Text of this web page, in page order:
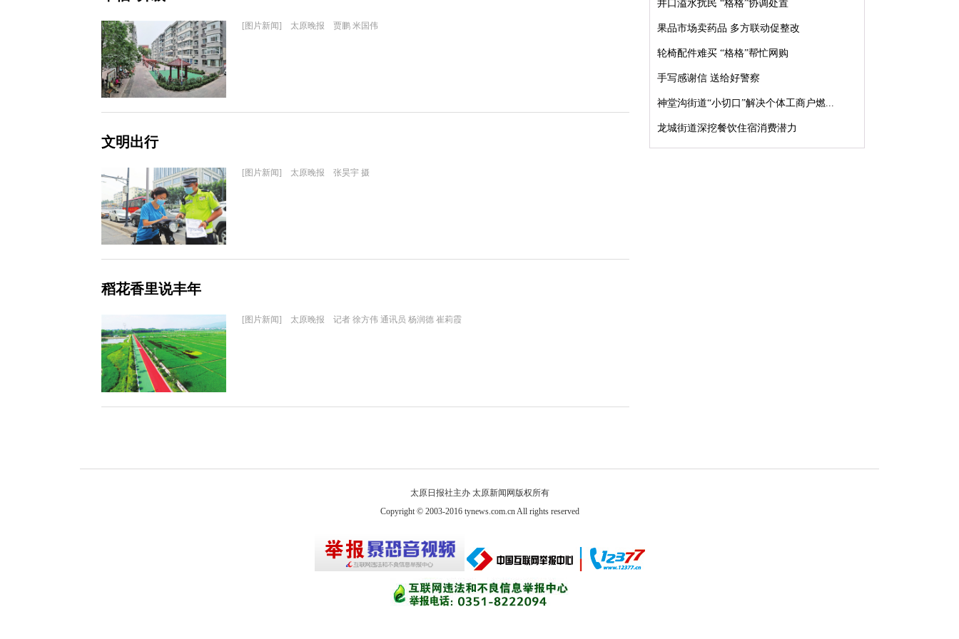
[图片新闻] 太原晚报 贾鹏 米国伟
文明出行
[图片新闻] 太原晚报 张昊宇 摄
稻花香里说丰年
[图片新闻] 太原晚报 记者 徐方伟 通讯员 杨润德 崔莉霞
井口溢水扰民 “格格”协调处置
果品市场卖药品 多方联动促整改
轮椅配件难买 “格格”帮忙网购
手写感谢信 送给好警察
神堂沟街道“小切口”解决个体工商户燃...
龙城街道深挖餐饮住宿消费潜力
太原日报社主办 太原新闻网版权所有
Copyright © 2003-2016 tynews.com.cn All rights reserved